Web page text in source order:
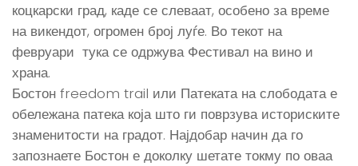
коцкарски град, каде се слеваат, особено за време
на викендот, огромен број луѓе. Во текот на
февруари тука се одржува Фестивал на вино и
храна.
Бостон freedom trail или Патеката на слободата е
обележана патека која што ги поврзува историските
знаменитости на градот. Најдобар начин да го
запознаете Бостон е доколку шетате токму по оваа